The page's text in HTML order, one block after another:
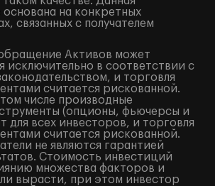
на конкретных
связанных с получателем
Активов может
исключительно в соответствии с
и торговля
считается рискованной.
числе производные
(опционы, фьючерсы и
для всех инвесторов, и торговля
считается рискованной.
не являются гарантией
Стоимость инвестиций
множества факторов и
вырасти, при этом инвестор